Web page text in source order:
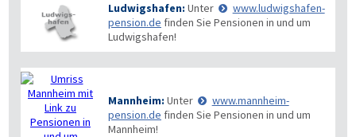
Ludwigshafen: Unter
www.ludwigshafen-
pension.de finden Sie Pensionen in und um
Ludwigshafen!
Mannheim: Unter
www.mannheim-
pension.de finden Sie Pensionen in und um
Mannheim!